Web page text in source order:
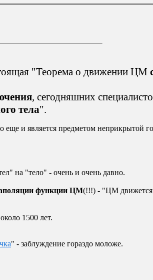
"Теорема о движении ЦМ
, сегодняшних
тела".
еще и является предметом неприкрытой
на "тело" - очень и очень давно.
функции ЦМ(!!!) - "ЦМ движется,
1500 лет.
" - заблуждение гораздо моложе.